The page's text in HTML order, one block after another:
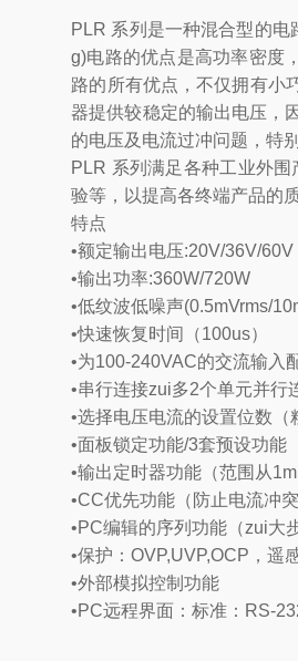
PLR 系列是一种混合型的
g)电路的优点是高功率密度
路的所有优点，不仅拥有小
器提供较稳定的输出电压，
的电压及电流过冲问题，特
PLR 系列满足各种工业外
验等，以提高各终端产品的
特点
•额定输出电压:20V/36V/60V
•输出功率:360W/720W
•低纹波低噪声(0.5mVrms/
•快速恢复时间（100us）
•为100-240VAC的交流输入
•串行连接zui多2个单元并行
•选择电压电流的设置位数（
•面板锁定功能/3套预设功能
•输出定时器功能（范围从
•CC优先功能（防止电流冲突
•PC编辑的序列功能（zui大
•保护：OVP,UVP,OCP，遥
•外部模拟控制功能
•PC远程界面：标准：RS-